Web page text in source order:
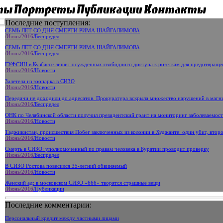
Последние поступления:
СЕМЬ ЛЕТ СО ДНЯ СМЕРТИ РИМА ШАЙГАЛИМОВА
/Июнь/2016/Беспредел
СЕМЬ ЛЕТ СО ДНЯ СМЕРТИ РИМА ШАЙГАЛИМОВА
/Июнь/2016/Беспредел
ГУФСИН в Кузбассе лишит осужденных свободного доступа к розеткам для
/Июнь/2016/Новости
Залетела из зоопарка в СИЗО
/Июнь/2016/Новости
Передачи не доходили до адресатов. Прокуратура вскрыла множество нарушений в
/Июнь/2016/Беспредел
ОНК по Челябинской области получил президентский грант на мониторинг
/Июнь/2016/Новости
Таджикистан, происшествия Побег заключенных из колонии в Худжанте: один убит,
/Июнь/2016/Новости
Смерть в СИЗО: уполномоченный по правам человека в Бурятии проводит проверку
/Июнь/2016/Беспредел
В СИЗО Ростова повесился 35-летний обвиняемый
/Июнь/2016/Новости
Женский ад: в московском СИЗО «666» творятся страшные вещи
/Июнь/2016/Публикации
Последние комментарии:
Персональный кредит между частными лицами